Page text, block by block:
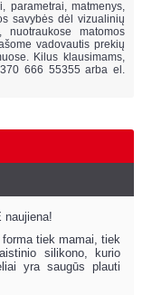
parametrai, matmenys,
savybės dėl vizualinių
nuotraukose matomos
vadovautis prekių
Kilus klausimams,
666 55355 arba el.
naujiena!
tiek mamai, tiek
silikono, kurio
yra saugūs plauti